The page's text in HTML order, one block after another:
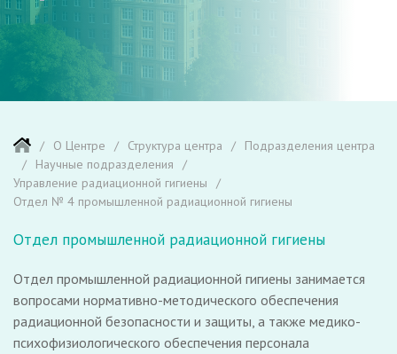
О Центре Структура центра
Подразделения центра
Научные подразделения
Управление радиационной гигиены
Отдел № 4 промышленной радиационной гигиены
Отдел промышленной радиационной гигиены
Отдел промышленной радиационной гигиены занимается
вопросами нормативно-методического обеспечения
радиационной безопасности и защиты, а также медико-
психофизиологического обеспечения персонала